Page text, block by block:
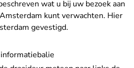
wat u bij uw bezoek aan
Amsterdam kunt verwachten. Hier
gevestigd.